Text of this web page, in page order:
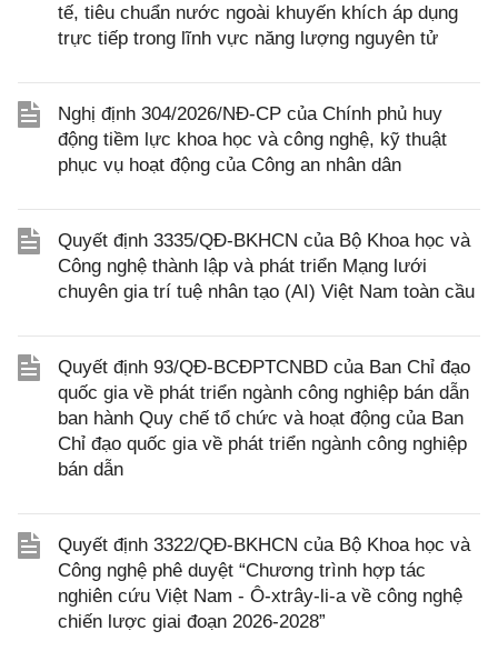
tế, tiêu chuẩn nước ngoài khuyến khích áp dụng
trực tiếp trong lĩnh vực năng lượng nguyên tử
Nghị định 304/2026/NĐ-CP của Chính phủ huy
động tiềm lực khoa học và công nghệ, kỹ thuật
phục vụ hoạt động của Công an nhân dân
Quyết định 3335/QĐ-BKHCN của Bộ Khoa học và
Công nghệ thành lập và phát triển Mạng lưới
chuyên gia trí tuệ nhân tạo (AI) Việt Nam toàn cầu
Quyết định 93/QĐ-BCĐPTCNBD của Ban Chỉ đạo
quốc gia về phát triển ngành công nghiệp bán dẫn
ban hành Quy chế tổ chức và hoạt động của Ban
Chỉ đạo quốc gia về phát triển ngành công nghiệp
bán dẫn
Quyết định 3322/QĐ-BKHCN của Bộ Khoa học và
Công nghệ phê duyệt “Chương trình hợp tác
nghiên cứu Việt Nam - Ô-xtrây-li-a về công nghệ
chiến lược giai đoạn 2026-2028”